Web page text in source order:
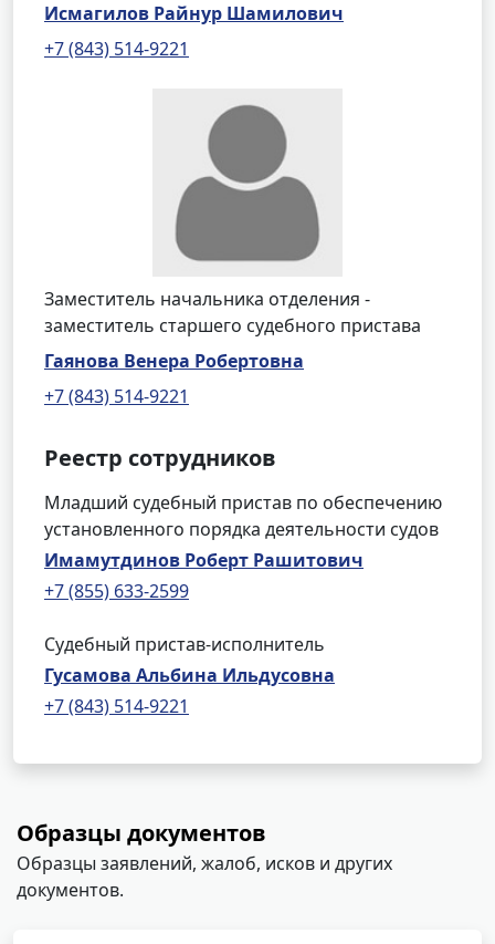
Исмагилов Райнур Шамилович
+7 (843) 514-9221
Заместитель начальника отделения -
заместитель старшего судебного пристава
Гаянова Венера Робертовна
+7 (843) 514-9221
Реестр сотрудников
Младший судебный пристав по обеспечению
установленного порядка деятельности судов
Имамутдинов Роберт Рашитович
+7 (855) 633-2599
Судебный пристав-исполнитель
Гусамова Альбина Ильдусовна
+7 (843) 514-9221
Образцы документов
Образцы заявлений, жалоб, исков и других
документов.